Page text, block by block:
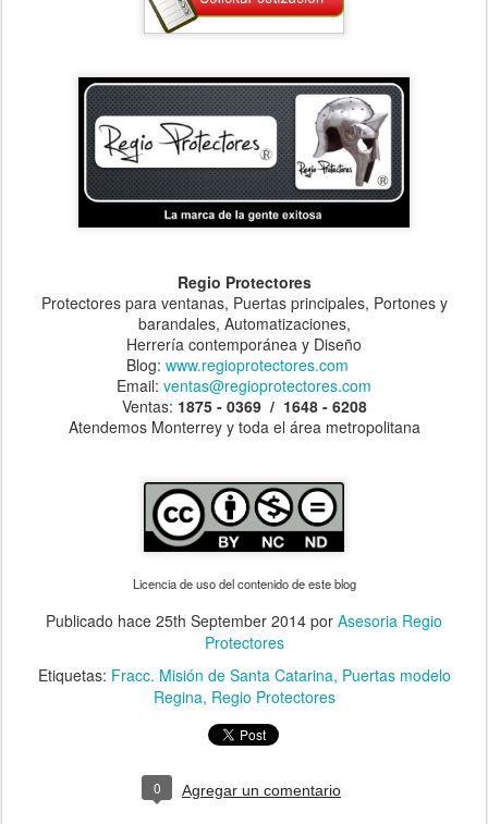
Regio Protectores
Protectores para ventanas, Puertas principales, Portones y
barandales, Automatizaciones,
Herrería contemporánea y Diseño
Blog: www.regioprotectores.com
Email: ventas@regioprotectores.com
Ventas: 1875 - 0369 / 1648 - 6208
Atendemos Monterrey y toda el área metropolitana
Licencia de uso del contenido de este blog
Publicado hace 25th September 2014 por Asesoria Regio
Protectores
Etiquetas: Fracc. Misión de Santa Catarina Puertas modelo
Regina Regio Protectores
0 Agregar un comentario